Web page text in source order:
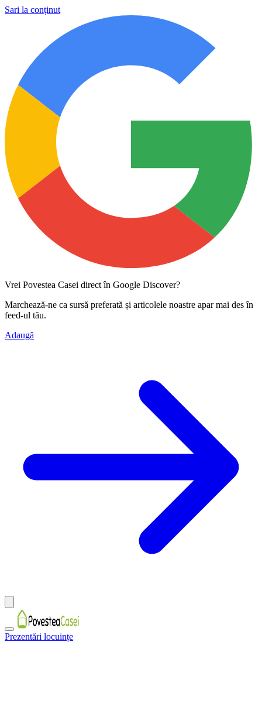
Sari la conținut
Vrei Povestea Casei direct în Google Discover?
Marchează-ne ca sursă preferată și articolele noastre apar mai des în
feed-ul tău.
Adaugă
Prezentări locuințe